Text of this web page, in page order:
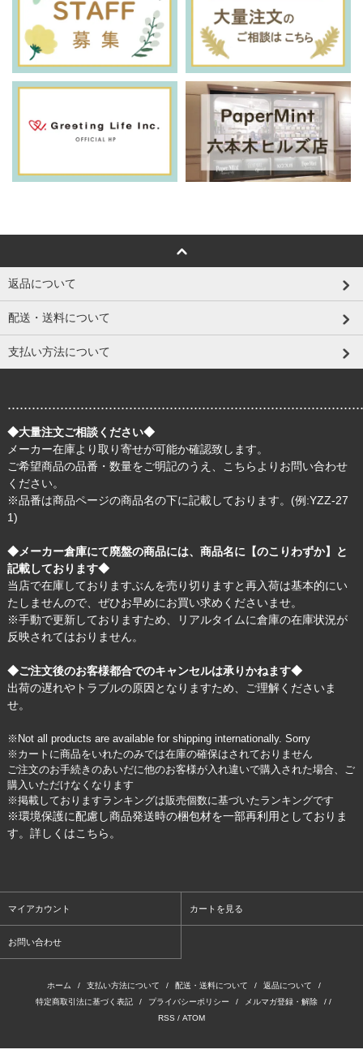
返品について
配送・送料について
支払い方法について
◆大量注文ご相談ください◆
メーカー在庫より取り寄せが可能か確認致します。
ご希望商品の品番・数量をご明記のうえ、
こちら よりお問い合わせ
ください。
※品番は商品ページの商品名の下に記載しております。(例:YZZ-27
1)
◆メーカー倉庫にて廃盤の商品には、商品名に【のこりわずか】と
記載しております◆
当店で在庫しておりますぶんを売り切りますと再入荷は基本的にい
たしませんので、ぜひお早めにお買い求めくださいませ。
※手動で更新しておりますため、リアルタイムに倉庫の在庫状況が
反映されてはおりません。
◆ご注文後のお客様都合でのキャンセルは承りかねます◆
出荷の遅れやトラブルの原因となりますため、ご理解くださいま
せ。
※Not all products are available for shipping internationally. Sorry
※カートに商品をいれたのみでは在庫の確保はされておりません
ご注文のお手続きのあいだに他のお客様が入れ違いで購入された場合、ご
購入いただけなくなります
※掲載しておりますランキングは販売個数に基づいたランキングです
※環境保護に配慮し商品発送時の梱包材を一部再利用としておりま
す。詳しくはこちら 。
マイアカウント カートを見る
お問い合わせ
ホーム / 支払い方法について / 配送・送料について / 返品について
/
特定商取引法に基づく表記
/ プライバシーポリシー / メルマガ登録・解除
/ /
RSS / ATOM